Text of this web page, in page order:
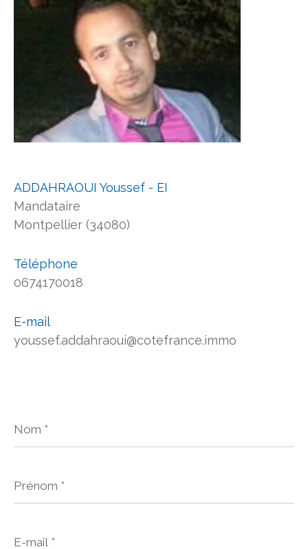
ADDAHRAOUI Youssef - EI
Mandataire
Montpellier (34080)
Téléphone
0674170018
E-mail
youssef.addahraoui@cotefrance.immo
*
*
mail